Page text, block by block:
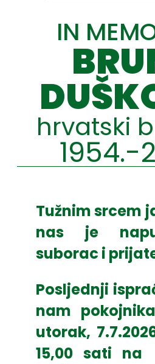
IN
hrvatski
1954.-
Tužnim srcem
nas je
suborac i
Posljednji
nam
utorak,
15,00 sati na